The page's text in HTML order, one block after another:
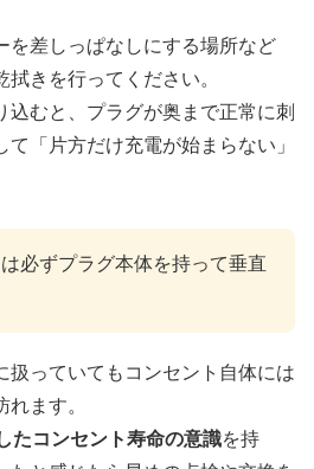
を差しっぱなしにする場所など
きを行ってください。
込むと、プラグが奥まで正常に刺
「片方だけ充電が始まらない」
必ずプラグ本体を持って垂直
扱っていてもコンセント自体には
ます。
たコンセント寿命の意識を持